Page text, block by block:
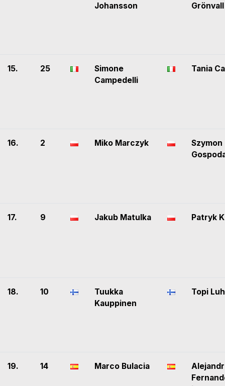
Johansson
Grönvall
15. 25
Simone
Campedelli
Tania
16. 2 Miko Marczyk
Szymon
17. 9 Jakub Matulka Patryk
18. 10
Tuukka
Kauppinen
Topi
19. 14 Marco Bulacia